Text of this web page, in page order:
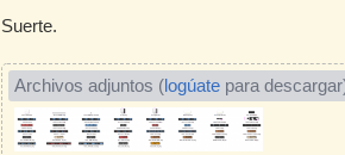
Suerte.
Archivos adjuntos (logúate para